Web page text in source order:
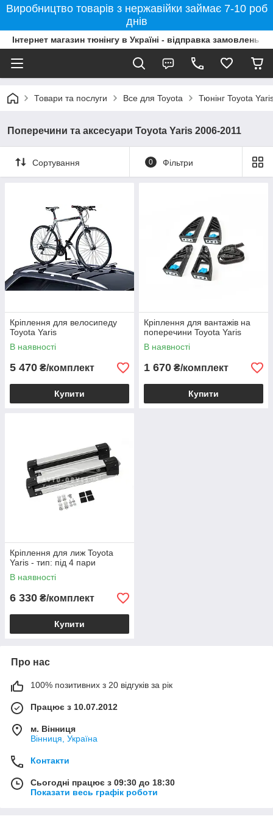
Виробництво товарів з нержавійки займає 7-10 роб
днів
Інтернет магазин тюнінгу в Україні - відправка замовлень
Товари та послуги Все для Toyota Тюнінг Toyota
Поперечини та аксесуари Toyota Yaris 2006-2011
Сортування 0 Фільтри
Кріплення для велосипеду
Toyota Yaris
В наявності
5 470 ₴/комплект
Купити
Кріплення для вантажів на
поперечини Toyota Yaris
В наявності
1 670 ₴/комплект
Купити
Кріплення для лиж Toyota
Yaris - тип: під 4 пари
В наявності
6 330 ₴/комплект
Купити
Про нас
100% позитивних з 20 відгуків за рік
Працює з 10.07.2012
м. Вінниця
Вінниця, Україна
Контакти
Сьогодні працює з 09:30 до 18:30
Показати весь графік роботи